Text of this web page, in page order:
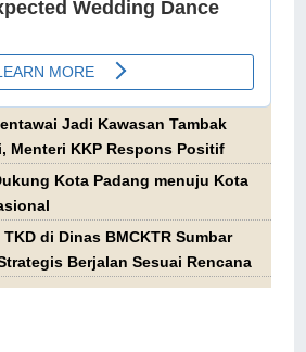
Jadi Kawasan Tambak
Menteri KKP Respons Positif
Kota Padang menuju Kota
TKD di Dinas BMCKTR Sumbar
Berjalan Sesuai Rencana